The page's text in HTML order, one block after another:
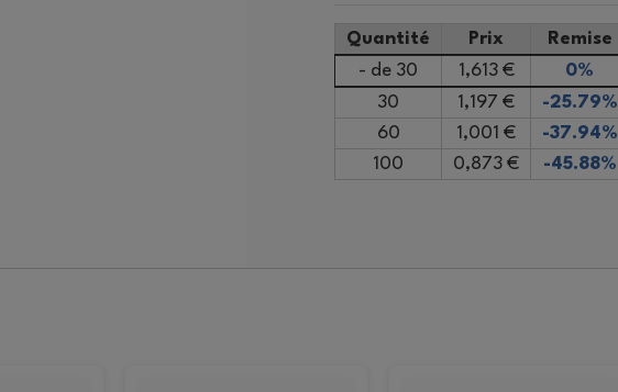
Quantité Prix
Remise
- de 30
1,613 €
0%
30
1,197 €
-25.79%
60
1,001 €
-37.94%
100
0,873 € -45.88%